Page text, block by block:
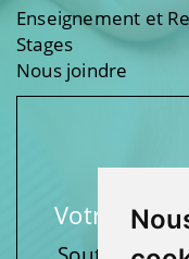
Enseignement et
Stages
Nous joindre
Votre